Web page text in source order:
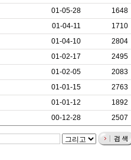
01-05-28
1648
01-04-11
1710
01-04-10
2804
01-02-17
2495
01-02-05
2083
01-01-15
2763
01-01-12
1892
00-12-28 2507